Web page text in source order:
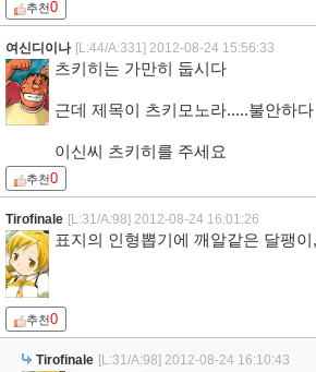
추천0
여신디이나 [L:44/A:331] 2012-08-24 15:56:33
츠키히는 가만히 둡시다
근데 제목이 츠키모노라.....불안하다
이신씨 츠키히를 주세요
추천0
Tirofinale [L:31/A:98] 2012-08-24 16:01:26
표지의 인형뽑기에 깨알같은 달팽
추천0
Tirofinale [L:31/A:98] 2012-08-24 16:10:43